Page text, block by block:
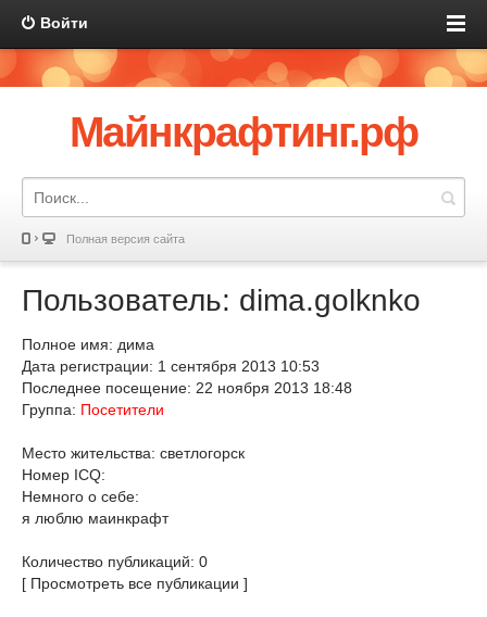
Войти
Майнкрафтинг.рф
Полная версия сайта
Пользователь: dima.golknko
Полное имя: дима
Дата регистрации: 1 сентября 2013 10:53
Последнее посещение: 22 ноября 2013 18:48
Группа: Посетители
Место жительства: светлогорск
Номер ICQ:
Немного о себе:
я люблю маинкрафт
Количество публикаций: 0
[ Просмотреть все публикации ]